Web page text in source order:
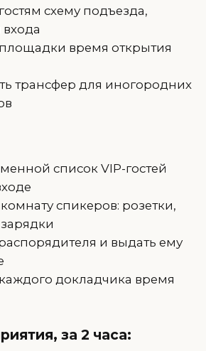
схему подъезда,
время открытия
трансфер для иногородних
список VIP-гостей
спикеров: розетки,
и выдать ему
докладчика время
за 2 часа: